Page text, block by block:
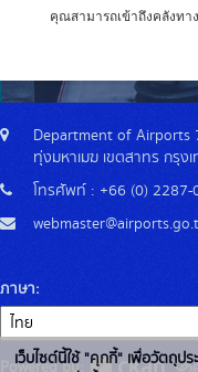
คุณสามารถเข้าถึงคลังทาง
Department of Airports
ทุ่งมหาเมฆ เขตสาทร กรุง
โทรศัพท์ : +66 (0) 2287-
ภาษา
Powered by:
เว็บไซต์นี้ใช้ "คุกกี้" เพื่อวัตถุป